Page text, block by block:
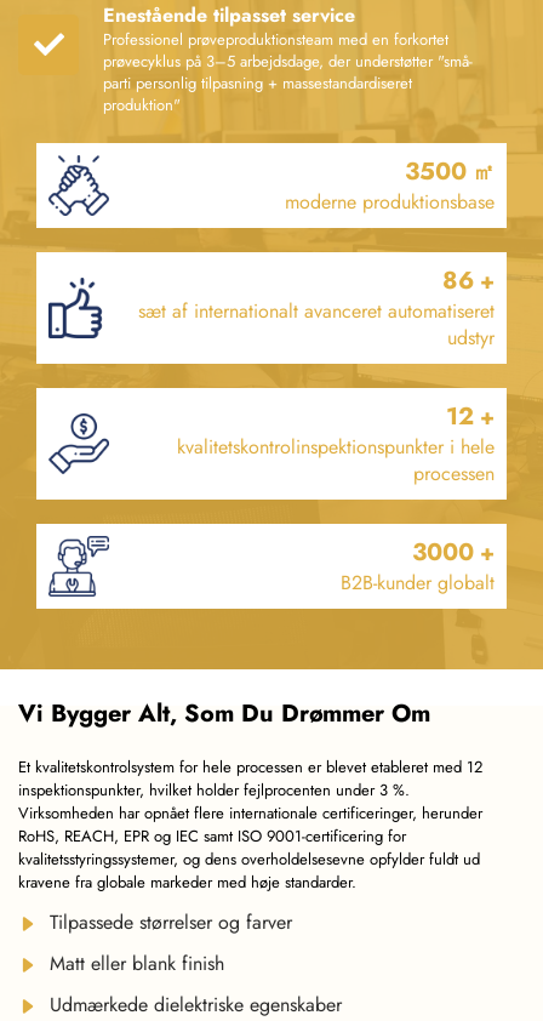
- Mærkeemballage: High-end metalnavneskilte, tilpassede mærkelabels
- Kulturel og kreativ: Metalmærker, køleskabsmagneter, mindesplader
- Industriel support: Navneskilte til industrielle udstyr
Enestående tilpasset service
Professionel prøveproduktionsteam med en forkortet
prøvecyklus på 3–5 arbejdsdage, der understøtter "små-
parti personlig tilpasning + massestandardiseret
produktion"
3500 ㎡
moderne produktionsbase
86 +
sæt af internationalt avanceret automatiseret
udstyr
12 +
kvalitetskontrolinspektionspunkter i hele
processen
3000 +
B2B-kunder globalt
Vi Bygger Alt, Som Du Drømmer Om
Et kvalitetskontrolsystem for hele processen er blevet etableret med 12
inspektionspunkter, hvilket holder fejlprocenten under 3 %.
Virksomheden har opnået flere internationale certificeringer, herunder
RoHS, REACH, EPR og IEC samt ISO 9001-certificering for
kvalitetsstyringssystemer, og dens overholdelsesevne opfylder fuldt ud
kravene fra globale markeder med høje standarder.
Tilpassede størrelser og farver
Matt eller blank finish
Udmærkede dielektriske egenskaber